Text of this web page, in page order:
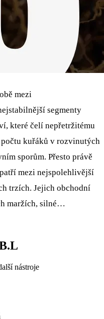
mezi
segmenty
které čelí nepřetržitému
kuřáků v rozvinutých
sporům. Přesto právě
mezi nejspolehlivější
trzích. Jejich obchodní
maržích, silné…
nástroje